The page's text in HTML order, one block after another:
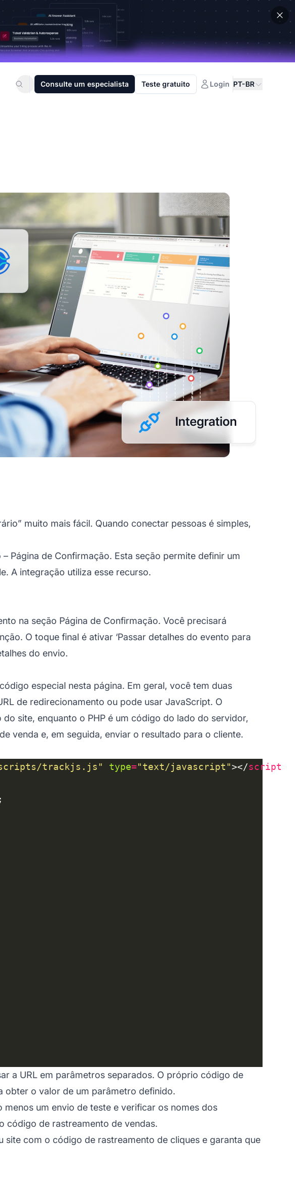
Consulte um especialista Teste gratuito Login PT-BR
muito mais fácil. Quando conectar pessoas é simples,
Página de Confirmação. Esta seção permite definir um
A integração utiliza esse recurso.
na seção Página de Confirmação. Você precisará
O toque final é ativar ‘Passar detalhes do evento para
do envio.
especial nesta página. Em geral, você tem duas
de redirecionamento ou pode usar JavaScript. O
site, enquanto o PHP é um código do lado do servidor,
de venda e, em seguida, enviar o resultado para o cliente.
scripts/trackjs.js" type="text/javascript"></script
a URL em parâmetros separados. O próprio código de
obter o valor de um parâmetro definido.
um envio de teste e verificar os nomes dos
código de rastreamento de vendas.
site com o código de rastreamento de cliques e garanta que